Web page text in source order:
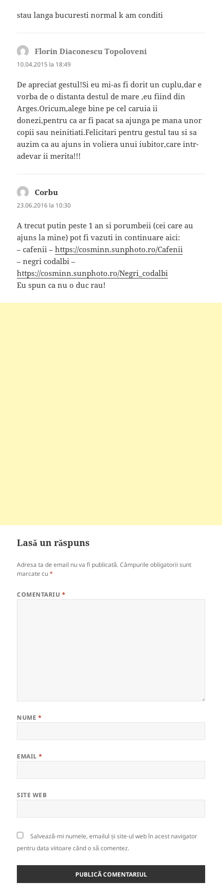
stau langa bucuresti normal k am conditi
Florin Diaconescu Topoloveni
10.04.2015 la 18:49
De apreciat gestul!Si eu mi-as fi dorit un cuplu,dar e
vorba de o distanta destul de mare ,eu fiind din
Arges.Oricum,alege bine pe cel caruia ii
donezi,pentru ca ar fi pacat sa ajunga pe mana unor
copii sau neinitiati.Felicitari pentru gestul tau si sa
auzim ca au ajuns in voliera unui iubitor,care intr-
adevar ii merita!!!
Corbu
23.06.2016 la 10:30
A trecut putin peste 1 an si porumbeii (cei care au
ajuns la mine) pot fi vazuti in continuare aici:
– cafenii –https://cosminn.sunphoto.ro/Cafenii
– negri codalbi –
https://cosminn.sunphoto.ro/Negri_codalbi
Eu spun ca nu o duc rau!
Lasă un răspuns
Adresa ta de email nu va fi publicată. Câmpurile obligatorii sunt
marcate cu*
COMENTARIU *
NUME *
EMAIL*
SITE WEB
Salvează-mi numele, emailul și site-ul web în acest navigator
pentru data viitoare când o să comentez.